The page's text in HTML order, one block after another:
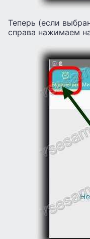
Теперь (если
справа нажимаем